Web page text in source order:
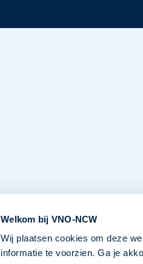
Welkom bij VNO-NCW
Wij plaatsen cookies om deze
informatie te voorzien. Ga je